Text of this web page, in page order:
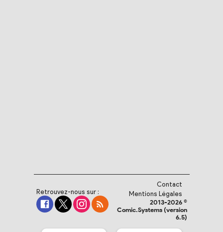
Retrouvez-nous sur :
Contact
Mentions Légales
2013-2026 ©
Comic.Systems (version
6.5)